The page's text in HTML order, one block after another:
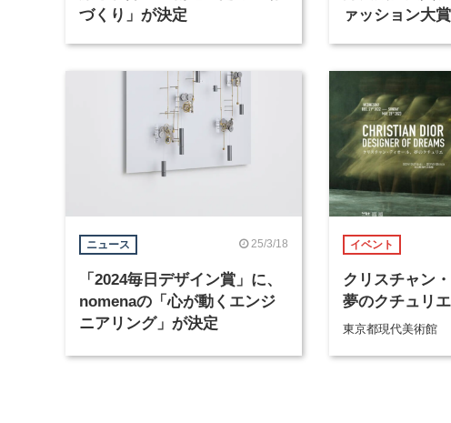
づくり」が決定
ァッション大
ニュース 25/3/18
「2024毎日デザイン賞」に、
nomenaの「心が動くエンジ
ニアリング」が決定
イベント
クリスチャン
夢のクチュリエ
東京都現代美術館